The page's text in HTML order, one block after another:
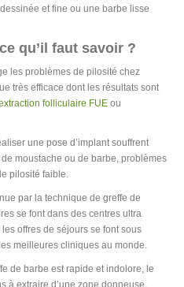
et fine ou une barbe lisse
qu’il faut savoir ?
les problèmes de pilosité chez
très efficace dont les résultats sont
folliculaire FUE ou
une pose d’implant souffrent
moustache ou de barbe, problèmes
pilosité faible.
par la technique de greffe de
se font dans des centres ultra
offres de séjours se font sous
meilleures cliniques au monde.
de barbe est rapide et indolore, le